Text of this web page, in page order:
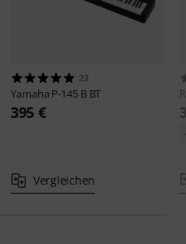
23
Yamaha P-145 B BT
395 €
Vergleichen